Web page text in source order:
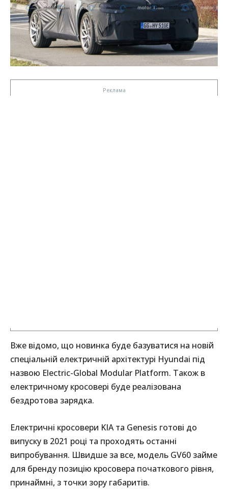
Вже відомо, що новинка буде базуватися на новій
спеціальній електричній архітектурі Hyundai під
назвою Electric-Global Modular Platform. Також в
електричному кросовері буде реалізована
бездротова зарядка.
Електричні кросовери KIA та Genesis готові до
випуску в 2021 році та проходять останні
випробування. Швидше за все, модель GV60 займе
для бренду позицію кросовера початкового рівня,
принаймні, з точки зору габаритів.